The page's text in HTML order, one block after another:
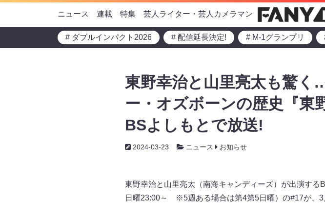
ニュース 連載 特集 芸人ライター・芸人カメラマン
# ダブルインパクト2026 # 配信延長決定! # M-1グランプリ
東野幸治と山里亮太も驚
ー・オズボーンの歴史『東
BSよしもとで放送!
2024-03-23 ニュース お知らせ
東野幸治と山里亮太（南海キャンディーズ）が出演す
日曜23:00～ ※5週ある場合は第4第5日曜）の#17が、3